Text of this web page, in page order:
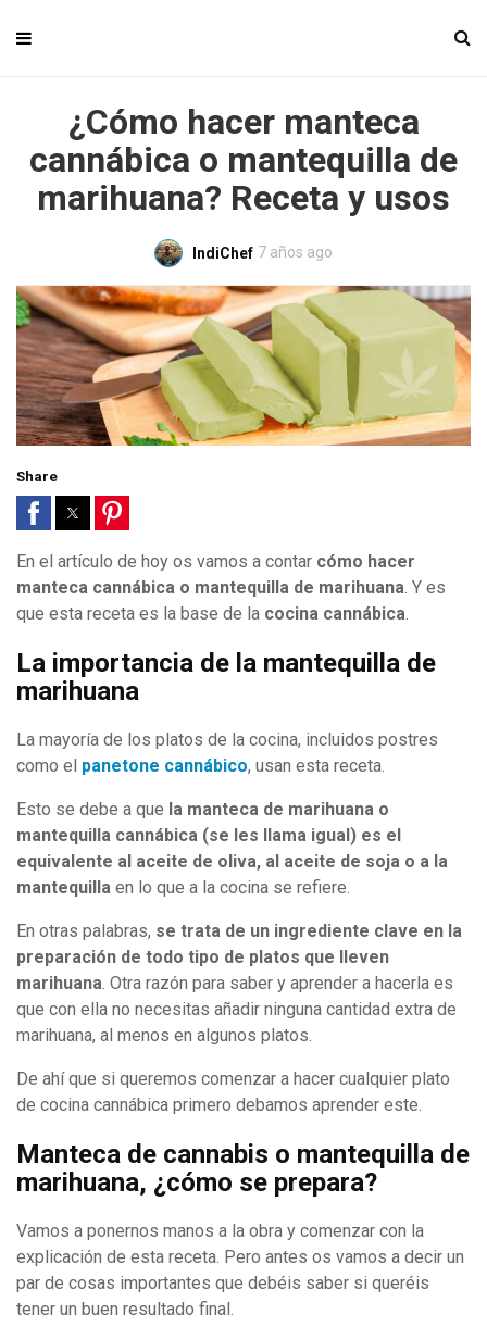
¿Cómo hacer manteca
cannábica o mantequilla de
marihuana? Receta y usos
IndiChef 7 años ago
Share
En el artículo de hoy os vamos a contar cómo hacer
manteca cannábica o mantequilla de marihuana. Y es
que esta receta es la base de la cocina cannábica.
La importancia de la mantequilla de
marihuana
La mayoría de los platos de la cocina, incluidos postres
como el panetone cannábico, usan esta receta.
Esto se debe a que la manteca de marihuana o
mantequilla cannábica (se les llama igual) es el
equivalente al aceite de oliva, al aceite de soja o a la
mantequilla en lo que a la cocina se refiere.
En otras palabras, se trata de un ingrediente clave en la
preparación de todo tipo de platos que lleven
marihuana . Otra razón para saber y aprender a hacerla es
que con ella no necesitas añadir ninguna cantidad extra de
marihuana, al menos en algunos platos.
De ahí que si queremos comenzar a hacer cualquier plato
de cocina cannábica primero debamos aprender este.
Manteca de cannabis o mantequilla de
marihuana, ¿cómo se prepara?
Vamos a ponernos manos a la obra y comenzar con la
explicación de esta receta. Pero antes os vamos a decir un
par de cosas importantes que debéis saber si queréis
tener un buen resultado final.